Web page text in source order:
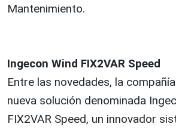
Mantenimiento.
Ingecon Wind FIX2VAR Speed
Entre las novedades, la
nueva solución denominada
FIX2VAR Speed, un innovador